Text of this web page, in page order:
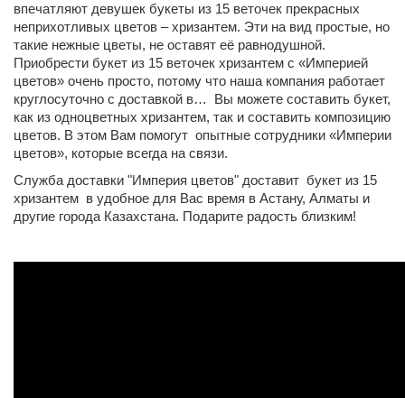
впечатляют девушек букеты из 15 веточек прекрасных
неприхотливых цветов – хризантем. Эти на вид простые, но
такие нежные цветы, не оставят её равнодушной.
Приобрести букет из 15 веточек хризантем с «Империей
цветов» очень просто, потому что наша компания работает
круглосуточно с доставкой в… Вы можете составить букет,
как из одноцветных хризантем, так и составить композицию
цветов. В этом Вам помогут опытные сотрудники «Империи
цветов», которые всегда на связи.
Служба доставки "Империя цветов" доставит букет из 15
хризантем в удобное для Вас время в Астану, Алматы и
другие города Казахстана. Подарите радость близким!